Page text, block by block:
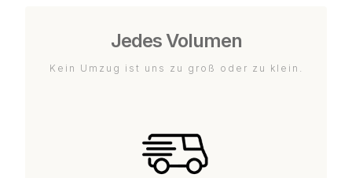
Jedes Volumen
Kein Umzug ist uns zu groß oder zu klein.